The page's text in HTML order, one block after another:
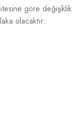
göre değişiklik
olacaktır.